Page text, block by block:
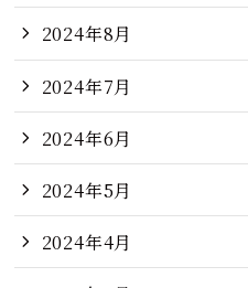
2024年8月
2024年7月
2024年6月
2024年5月
2024年4月